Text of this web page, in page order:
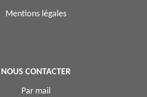
Mentions légales
NOUS CONTACTER
Par mail